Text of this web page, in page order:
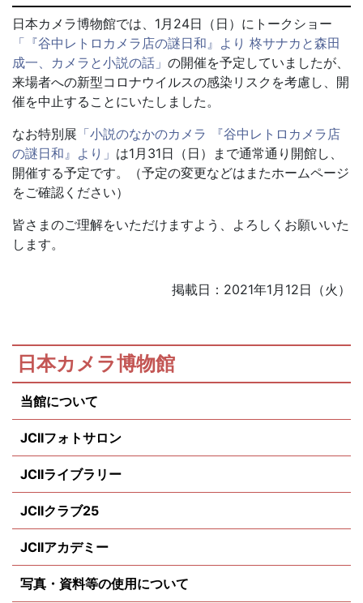
日本カメラ博物館では、1月24日（日）にトークショー
「『谷中レトロカメラ店の謎日和』より 柊サナカと森田
成一、カメラと小説の話」 の開催を予定していましたが、
来場者への新型コロナウイルスの感染リスクを考慮し、開
催を中止することにいたしました。
なお特別展 「小説のなかのカメラ 『谷中レトロカメラ店
の謎日和』より」 は1月31日（日）まで通常通り開館し、
開催する予定です。（予定の変更などはまたホームページ
をご確認ください）
皆さまのご理解をいただけますよう、よろしくお願いいた
します。
掲載日：2021年1月12日（火）
日本カメラ博物館
当館について
JCIIフォトサロン
JCIIライブラリー
JCIIクラブ25
JCIIアカデミー
写真・資料等の使用について